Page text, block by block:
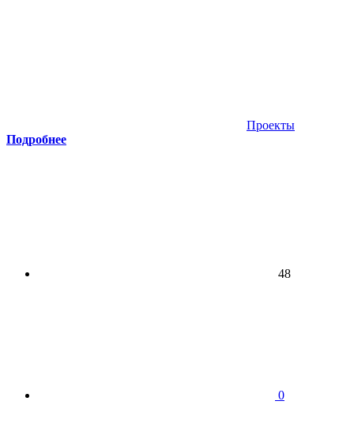
Проекты
Подробнее
48
0